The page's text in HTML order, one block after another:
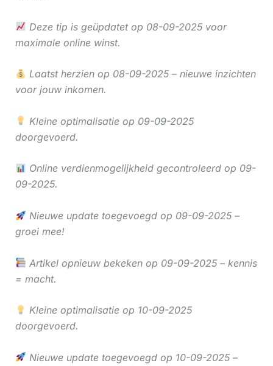
Deze tip is geüpdatet op 08-09-2025 voor
maximale online winst.
Laatst herzien op 08-09-2025 – nieuwe inzichten
voor jouw inkomen.
Kleine optimalisatie op 09-09-2025
doorgevoerd.
Online verdienmogelijkheid gecontroleerd op 09-
09-2025.
Nieuwe update toegevoegd op 09-09-2025 –
groei mee!
Artikel opnieuw bekeken op 09-09-2025 – kennis
= macht.
Kleine optimalisatie op 10-09-2025
doorgevoerd.
Nieuwe update toegevoegd op 10-09-2025 –